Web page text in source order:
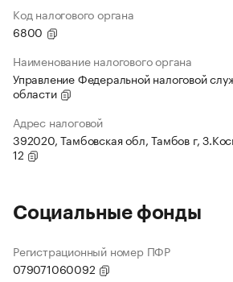
Код налогового органа
6800
Наименование налогового органа
Управление Федеральной налоговой
области
Адрес налоговой
392020, Тамбовская обл, Тамбов г,
12
Социальные фонды
Регистрационный номер ПФР
079071060092